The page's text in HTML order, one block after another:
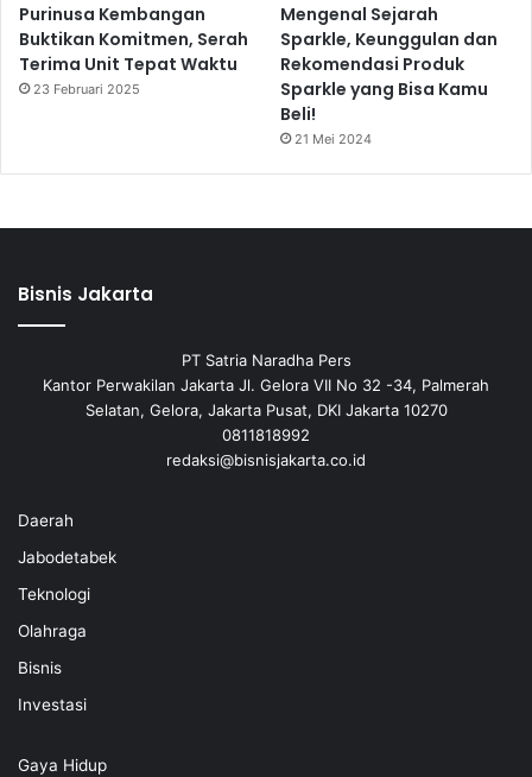
Purinusa Kembangan
Buktikan Komitmen, Serah
Terima Unit Tepat Waktu
23 Februari 2025
Mengenal Sejarah
Sparkle, Keunggulan dan
Rekomendasi Produk
Sparkle yang Bisa Kamu
Beli!
21 Mei 2024
Bisnis Jakarta
PT Satria Naradha Pers
Kantor Perwakilan Jakarta Jl. Gelora VII No 32 -34, Palmerah
Selatan, Gelora, Jakarta Pusat, DKI Jakarta 10270
0811818992
redaksi@bisnisjakarta.co.id
Daerah
Jabodetabek
Teknologi
Olahraga
Bisnis
Investasi
Gaya Hidup